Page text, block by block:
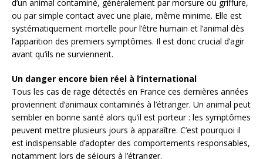
d’un animal contaminé, généralement par morsure ou griffure,
ou par simple contact avec une plaie, même minime. Elle est
systématiquement mortelle pour l’être humain et l’animal dès
l’apparition des premiers symptômes. Il est donc crucial d’agir
avant qu’ils ne surviennent.
Un danger encore bien réel à l’international
Tous les cas de rage détectés en France ces dernières années
proviennent d’animaux contaminés à l’étranger. Un animal peut
sembler en bonne santé alors qu’il est porteur : les symptômes
peuvent mettre plusieurs jours à apparaître. C’est pourquoi il
est indispensable d’adopter des comportements responsables,
notamment lors de séjours à l’étranger.